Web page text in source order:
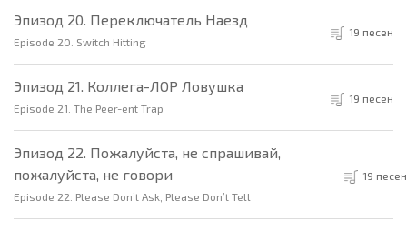
Эпизод 20. Переключатель Наезд
Episode 20. Switch Hitting
19 песен
Эпизод 21. Коллега-ЛОР Ловушка
Episode 21. The Peer-ent Trap
19 песен
Эпизод 22. Пожалуйста, не спрашивай,
пожалуйста, не говори
Episode 22. Please Don’t Ask, Please Don’t Tell
19 песен